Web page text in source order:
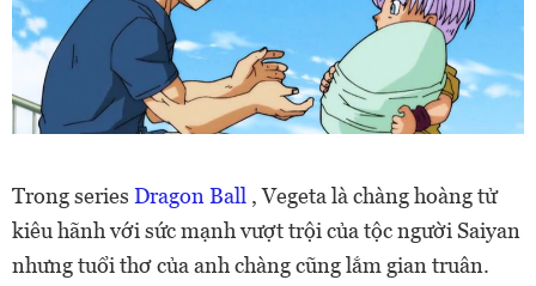
Trong series Dragon Ball , Vegeta là chàng hoàng tử
kiêu hãnh với sức mạnh vượt trội của tộc người Saiyan
nhưng tuổi thơ của anh chàng cũng lắm gian truân.